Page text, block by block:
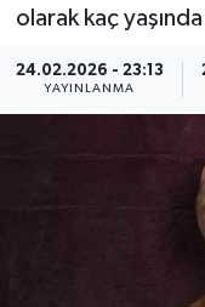
olarak kaç
24.02.2026 - 23:13
YAYINLANMA
Haber Arşivi